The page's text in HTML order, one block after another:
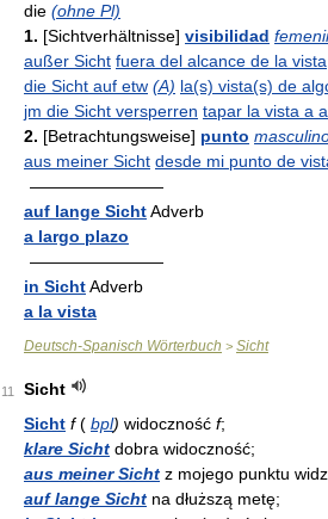
die (ohne Pl)
1. [Sichtverhältnisse] visibilidad
außer Sicht fuera del alcance de la vista
die Sicht auf etw (A) la(s) vista(s) de
jm die Sicht versperren tapar la vista a
2. [Betrachtungsweise] punto
aus meiner Sicht desde mi punto de
————————
auf lange SichtAdverb
a largo plazo
————————
in SichtAdverb
a la vista
Deutsch-Spanisch Wörterbuch > Sicht
11
Sicht
Sicht f( bpl) widoczność f;
klare Sicht dobra widoczność;
aus meiner Sicht z mojego punktu
auf lange Sicht na dłuższą metę;